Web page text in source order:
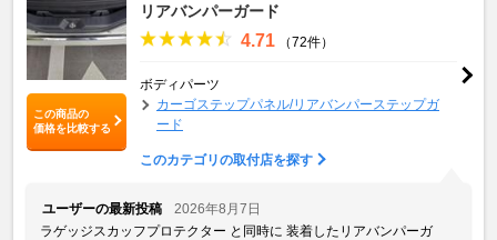
この商品の
価格を比較する
リアバンパーガード
4.71 （72件）
ボディパーツ
カーゴステップパネル/リアバンパーステップガ
ード
このカテゴリの取付店を探す
ユーザーの最新投稿
2026年8月7日
ラゲッジスカッフプロテクター と同時に 装着したリアバンパーガ